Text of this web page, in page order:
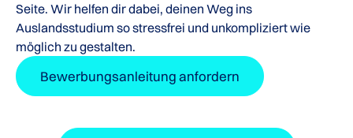
Seite. Wir helfen dir dabei, deinen Weg ins
Auslandsstudium so stressfrei und unkompliziert wie
möglich zu gestalten.
Bewerbungsanleitung anfordern